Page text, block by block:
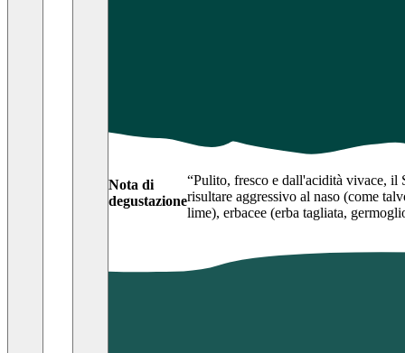
Nota di
degustazione
“Pulito, fresco e dall'acidità vivace, il
risultare aggressivo al naso (come
lime), erbacee (erba tagliata,